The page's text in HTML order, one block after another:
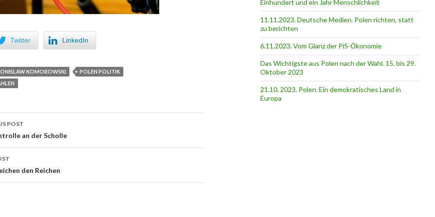
Twitter LinkedIn
KOMOROWSKI
POLEN POLITIK
navigation
POST
an der Scholle
den Reichen
Einhundert und ein Jahr Menschlichkeit
11.11.2023. Deutsche Medien. Polen richten, statt
zu berichten
6.11.2023. Vom Glanz der PiS-Ӧkonomie
Das Wichtigste aus Polen nach der Wahl. 15. bis 29.
Oktober 2023
21.10. 2023. Polen. Ein demokratisches Land in
Europa